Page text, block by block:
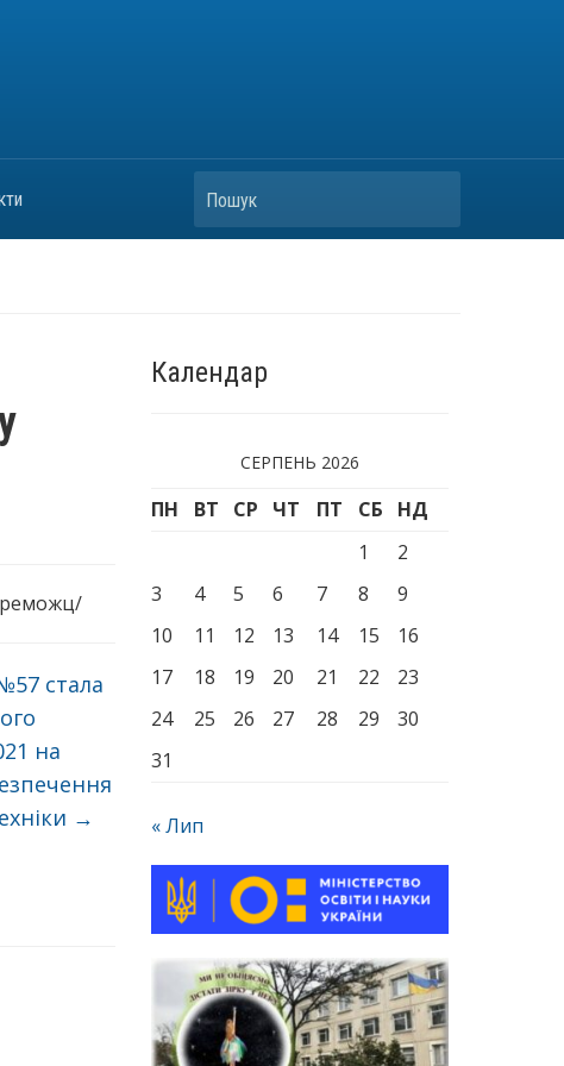
Пошук
стала
на
→
Календар
СЕРПЕНЬ 2026
ПН ВТ СР ЧТ ПТ СБ
НД
1
2
3
4 5 6 7 8
9
10
11 12 13 14 15
16
17
18 19 20 21 22
23
24
25 26 27 28 29
30
31
« Лип